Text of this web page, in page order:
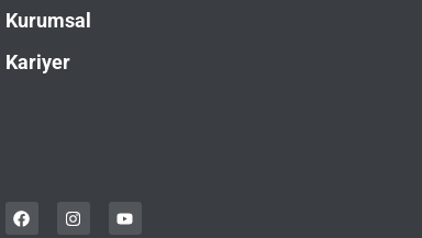
Kurumsal
Kariyer